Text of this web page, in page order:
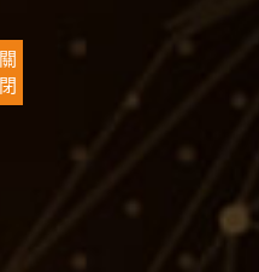
關
閉